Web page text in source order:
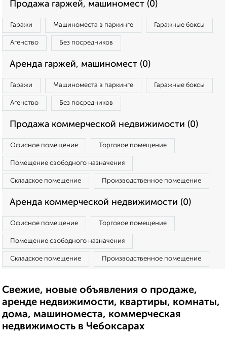
Продажа гаржей, машиномест (0)
Гаражи Машиноместа в паркинге Гаражные боксы
Агенство Без посредников
Аренда гаржей, машиномест (0)
Гаражи Машиноместа в паркинге Гаражные боксы
Агенство Без посредников
Продажа коммерческой недвижимости (0)
Офисное помещение Торговое помещение
Помещение свободного назначения
Складское помещение Производственное помещение
Аренда коммерческой недвижимости (0)
Офисное помещение Торговое помещение
Помещение свободного назначения
Складское помещение Производственное помещение
Свежие, новые объявления о продаже,
аренде недвижимости, квартиры, комнаты,
дома, машиноместа, коммерческая
недвижимость в Чебоксарах